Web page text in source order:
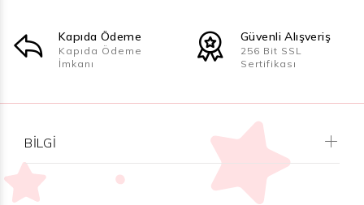
Kapıda Ödeme
Kapıda Ödeme
İmkanı
Güvenli Alışveriş
256 Bit SSL
Sertifikası
BILGI